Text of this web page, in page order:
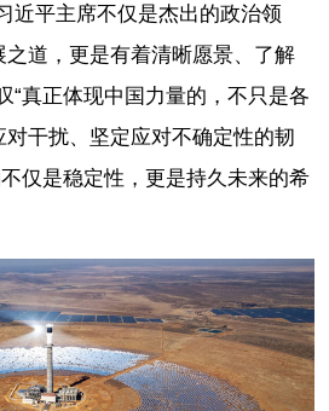
近平主席不仅是杰出的政治领
道，更是有着清晰愿景、了解
“真正体现中国力量的，不只是各
干扰、坚定应对不确定性的韧
仅是稳定性，更是持久未来的希